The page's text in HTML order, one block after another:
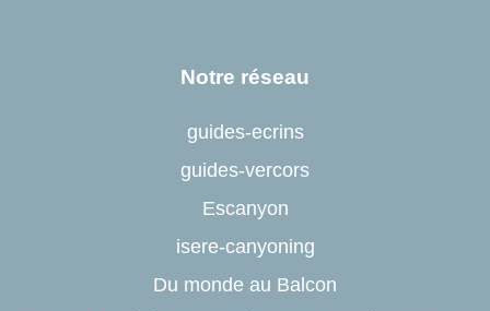
Notre réseau
guides-ecrins
guides-vercors
Escanyon
isere-canyoning
Du monde au Balcon